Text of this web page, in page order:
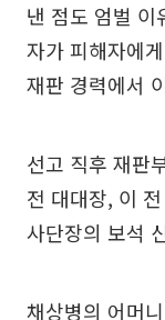
낸 점도 엄벌 이
자가 피해자에
재판 경력에서
선고 직후 재판
전 대대장, 이
사단장의 보석
채상병의 어머